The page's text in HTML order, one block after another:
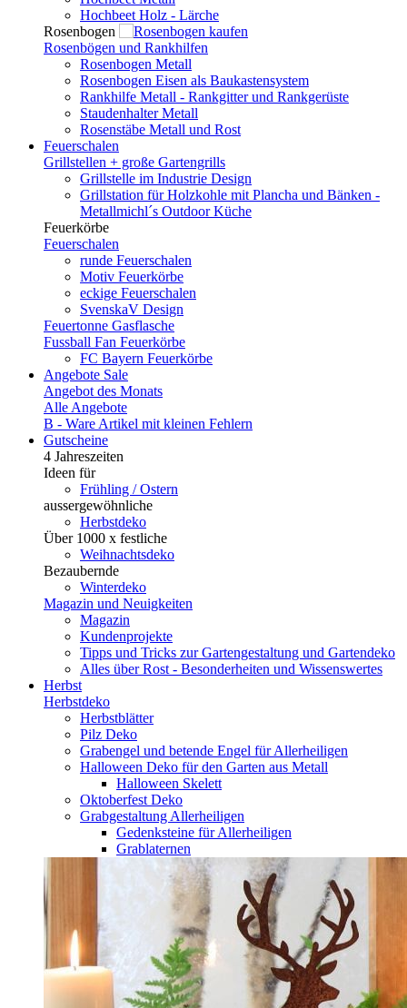
Hochbeet Holz - Lärche
Rosenbogen
Rosenbögen und Rankhilfen
Rosenbogen Metall
Rosenbogen Eisen als Baukastensystem
Rankhilfe Metall - Rankgitter und Rankgerüste
Staudenhalter Metall
Rosenstäbe Metall und Rost
Feuerschalen
Grillstellen + große Gartengrills
Grillstelle im Industrie Design
Grillstation für Holzkohle mit Plancha und Bänken -
Metallmichl´s Outdoor Küche
Feuerkörbe
Feuerschalen
runde Feuerschalen
Motiv Feuerkörbe
eckige Feuerschalen
SvenskaV Design
Feuertonne Gasflasche
Fussball Fan Feuerkörbe
FC Bayern Feuerkörbe
Angebote Sale
Angebot des Monats
Alle Angebote
B - Ware Artikel mit kleinen Fehlern
Gutscheine
4 Jahreszeiten
Ideen für
Frühling / Ostern
aussergewöhnliche
Herbstdeko
Über 1000 x festliche
Weihnachtsdeko
Bezaubernde
Winterdeko
Magazin und Neuigkeiten
Magazin
Kundenprojekte
Tipps und Tricks zur Gartengestaltung und Gartendeko
Alles über Rost - Besonderheiten und Wissenswertes
Herbst
Herbstdeko
Herbstblätter
Pilz Deko
Grabengel und betende Engel für Allerheiligen
Halloween Deko für den Garten aus Metall
Halloween Skelett
Oktoberfest Deko
Grabgestaltung Allerheiligen
Gedenksteine für Allerheiligen
Grablaternen